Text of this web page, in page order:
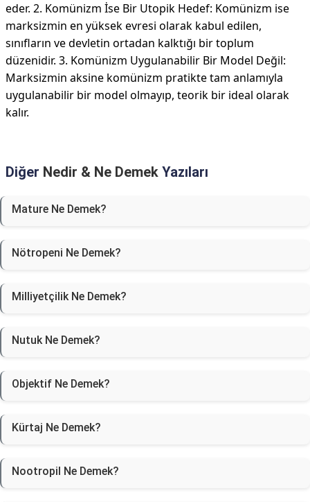
eder. 2. Komünizm İse Bir Utopik Hedef: Komünizm ise
marksizmin en yüksek evresi olarak kabul edilen,
sınıfların ve devletin ortadan kalktığı bir toplum
düzenidir. 3. Komünizm Uygulanabilir Bir Model Değil:
Marksizmin aksine komünizm pratikte tam anlamıyla
uygulanabilir bir model olmayıp, teorik bir ideal olarak
kalır.
Diğer Nedir & Ne Demek Yazıları
Mature Ne Demek?
Nötropeni Ne Demek?
Milliyetçilik Ne Demek?
Nutuk Ne Demek?
Objektif Ne Demek?
Kürtaj Ne Demek?
Nootropil Ne Demek?